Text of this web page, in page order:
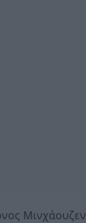
Μινχάουζεν